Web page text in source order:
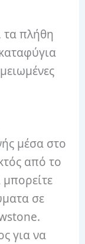
τα πλήθη
μέσα στο
από το
σε
για να